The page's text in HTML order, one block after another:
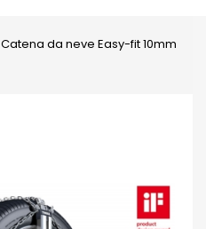
Catena da neve Easy-fit 10mm